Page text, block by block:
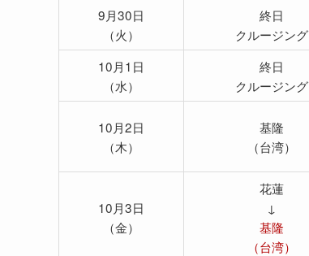
9月30日
（火）
終日
クルージング
10月1日
（水）
終日
クルージング
10月2日
（木）
基隆
（台湾）
10月3日
（金）
花蓮
↓
基隆
（台湾）